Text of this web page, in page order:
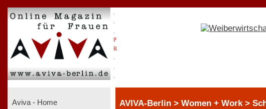
P
R
Aviva - Home AVIVA-Berlin > Women + Work >